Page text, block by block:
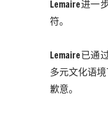
Lemaire进一
符。
Lemaire 已通
多元文化语
歉意。